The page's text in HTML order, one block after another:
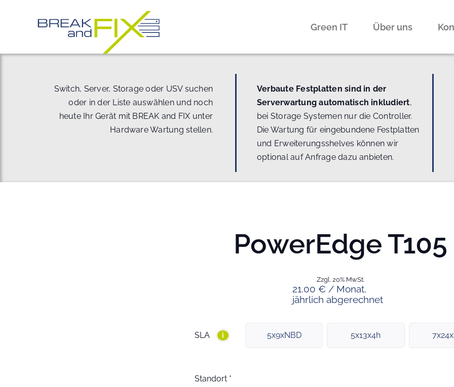
Green IT Über uns
Switch, Server, Storage oder USV suchen
oder in der Liste auswählen und noch
heute Ihr Gerät mit BREAK and FIX unter
Hardware Wartung stellen.
Verbaute Festplatten sind in der
Serverwartung automatisch inkludiert,
bei Storage Systemen nur die Controller.
Die Wartung für eingebundene Festplatten
und Erweiterungsshelves können wir
optional auf Anfrage dazu anbieten.
PowerEdge T105
21.00 € / Monat,
jährlich abgerechnet
Zzgl. 20% MwSt.
SLA i 5x9xNBD 5x13x4h
Standort *